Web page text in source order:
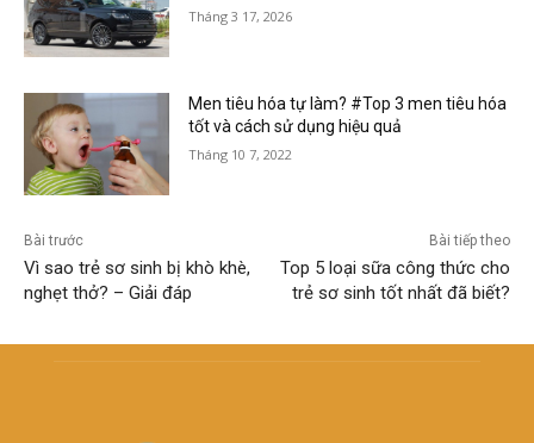
Tháng 3 17, 2026
Men tiêu hóa tự làm? #Top 3 men tiêu hóa
tốt và cách sử dụng hiệu quả
Tháng 10 7, 2022
Bài trước
Vì sao trẻ sơ sinh bị khò khè,
nghẹt thở? – Giải đáp
Bài tiếp theo
Top 5 loại sữa công thức cho
trẻ sơ sinh tốt nhất đã biết?